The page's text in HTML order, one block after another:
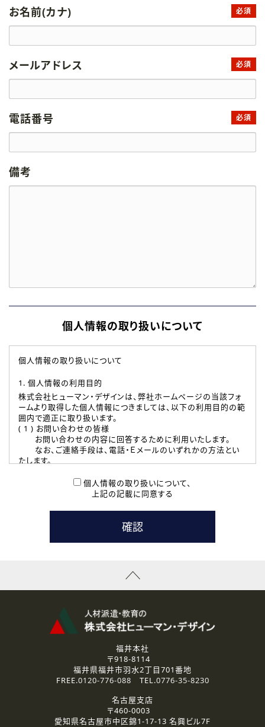
お名前(カナ) 必須
メールアドレス 必須
電話番号 必須
備考
個人情報の取り扱いについて
個人情報の取り扱いについて
1. 個人情報の利用目的
株式会社ヒューマン・デザインは、弊社ホームページの当該フォ
ームより取得した個人情報につきましては、以下の利用目的の範
囲内で適正に取り扱います。
( 1 ) お問い合わせの皆様
お問い合わせの内容に回答するために利用いたします。
なお、ご連絡手段は、電話・Ｅメールのいずれかの方法とい
たします。
本登録に関するご連絡および本登録時の参考情報として利
たします。
( 3 ) スタッフ派遣を検討されている企業の皆様
お問い合わせの内容に回答するために利用いたします。
なお、ご連絡手段は、電話・Ｅメールのいずれかの方法とい
資料送付、受講相談に関するご連絡のために利用いたしま
その他、お問い合わせの内容に回答するために利用いたし
なお、ご連絡手段は、電話・Ｅメールのいずれかの方法とい
2.個人情報の第三者提供
ご提供いただいた個人情報は、法令等の規定に従う場合を除き、
3.個人情報の取り扱いの委託
弊社の定める個人情報保護の評価基準を満たした委託先に、個
個人情報の取り扱いについて、
上記の記載に同意する
福井本社
〒918-8114
福井県福井市羽水2丁目701番地
FREE.0120-776-088 TEL.0776-35-8230
名古屋支店
〒460-0003
愛知県名古屋市中区錦1-17-13 名興ビル7F